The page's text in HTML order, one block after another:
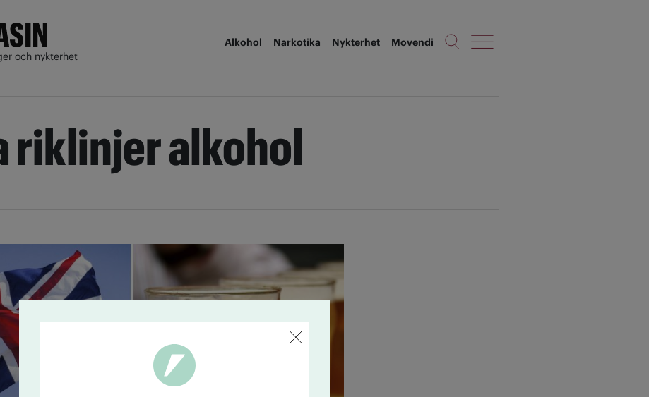
och nykterhet
Alkohol Narkotika Nykterhet Movendi
riklinjer alkohol